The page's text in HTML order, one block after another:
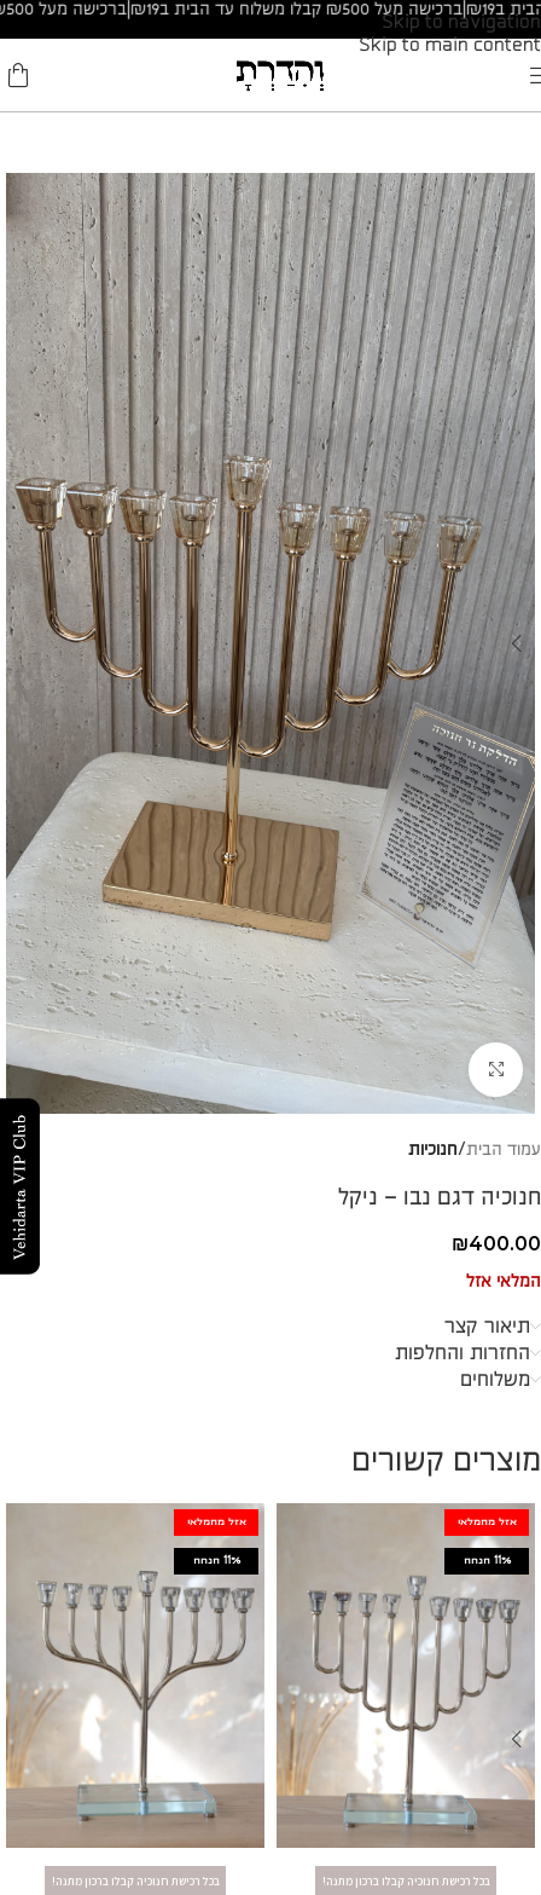
Skip to navigation
Skip to main content
ברכישה מעל ₪500 קבלו משלוח עד הבית ב₪19| ברכישה מעל ₪500 קבלו משלוח עד הבית ב₪19|
להגדלת התמונה
עמוד הבית חנוכיות
חנוכיה דגם נבו – ניקל
₪400.00
המלאי אזל
תיאור קצר
החזרות והחלפות
משלוחים
מוצרים קשורים
אזל מהמלאי
11% הנחה
בכל רכישת חנוכיה קבלו ברכון מתנה!
אזל מהמלאי
11% הנחה
בכל רכישת חנוכיה קבלו ברכון מתנה!